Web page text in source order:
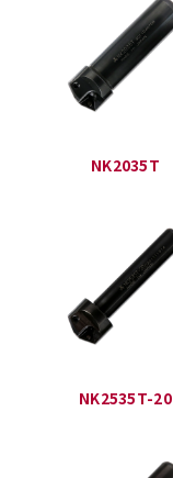
NK2035T
NK2535T-20